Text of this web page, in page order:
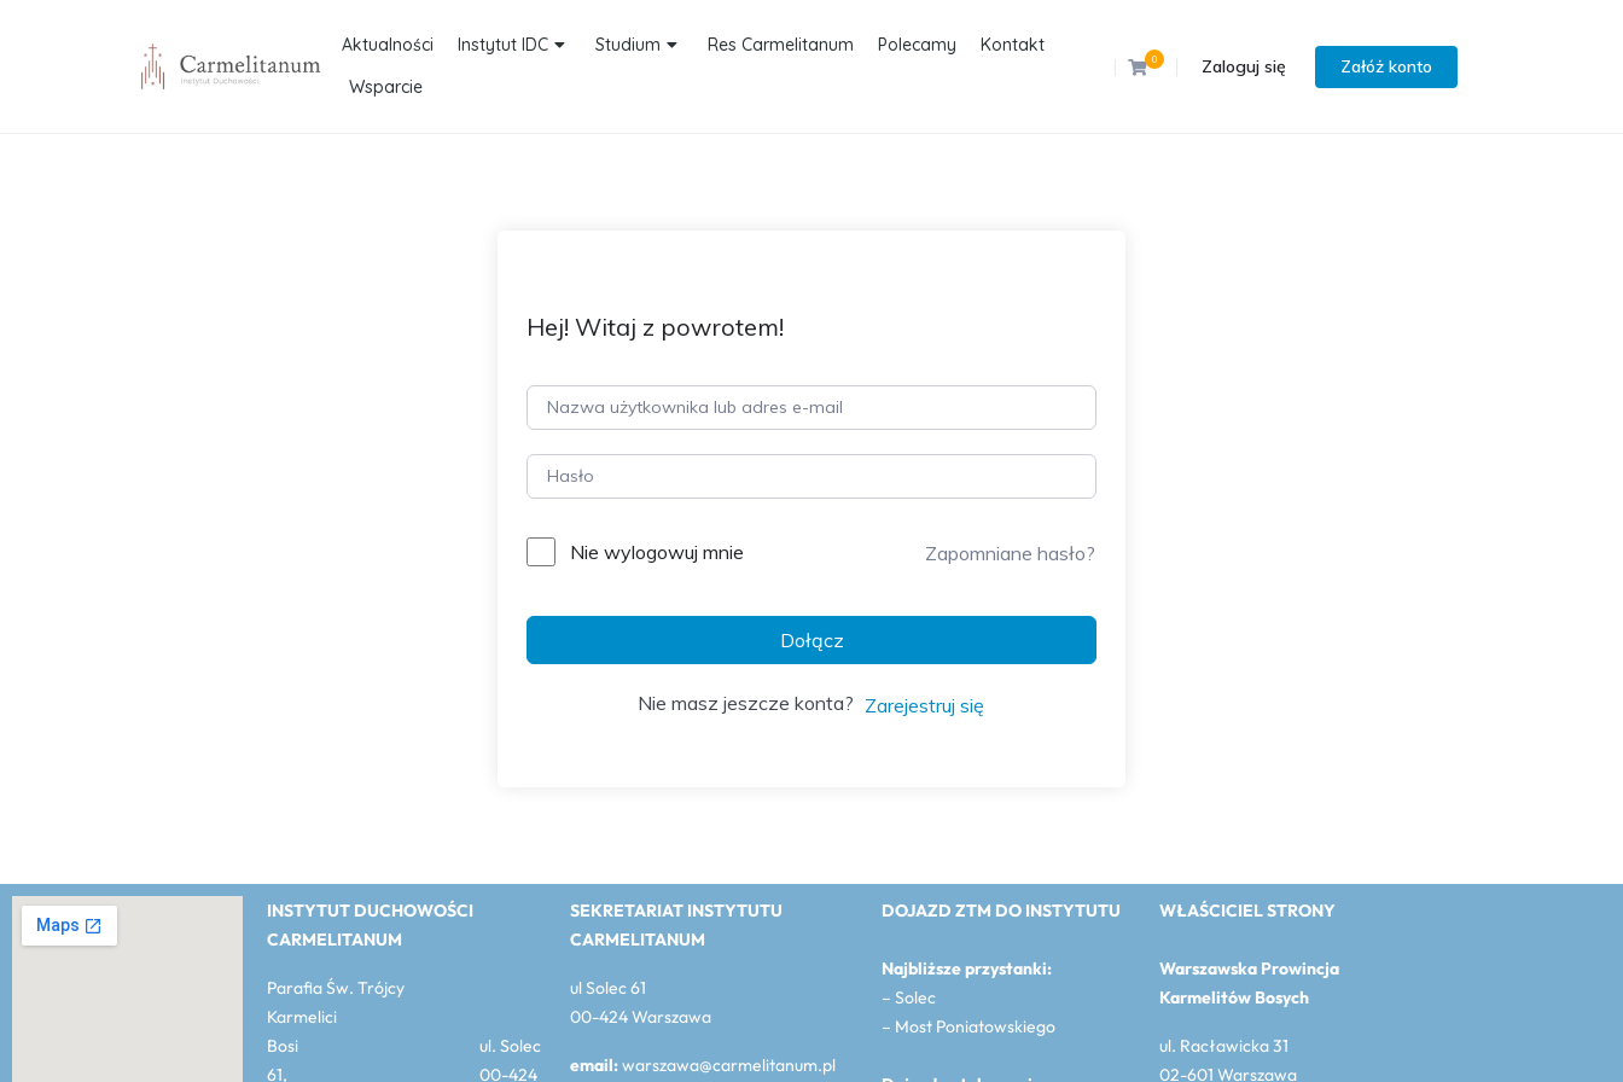
Aktualności Instytut IDC Studium Res Carmelitanum Polecamy
Kontakt
Wsparcie
0 Zaloguj się Załóż konto
Hej! Witaj z powrotem!
Nie wylogowuj mnie Zapomniane hasło?
Dołącz
Nie masz jeszcze konta? Zarejestruj się
INSTYTUT DUCHOWOŚCI
CARMELITANUM
Parafia Św. Trójcy
Karmelici
Bosi ul. Solec
61, 00-424
SEKRETARIAT INSTYTUTU
CARMELITANUM
ul Solec 61
00-424 Warszawa
email:warszawa@carmelitanum.pl
DOJAZD ZTM DO INSTYTUTU
Najbliższe przystanki:
– Solec
– Most Poniatowskiego
WŁAŚCICIEL STRONY
Warszawska Prowincja
Karmelitów Bosych
ul. Racławicka 31
02-601 Warszawa